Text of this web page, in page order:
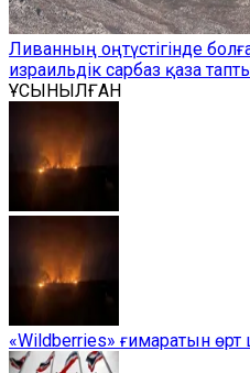
Ливанның оңтүстігінде
израильдік сарбаз қаза
ҰСЫНЫЛҒАН
«Wildberries» ғимаратын